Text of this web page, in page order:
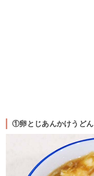
①卵とじあんかけうどん